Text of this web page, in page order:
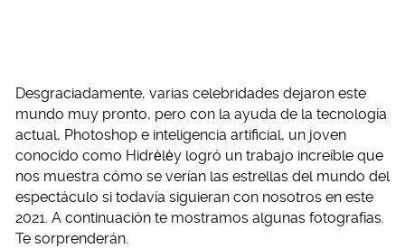
Desgraciadamente, varias celebridades dejaron este
mundo muy pronto, pero con la ayuda de la tecnología
actual, Photoshop e inteligencia artificial, un joven
conocido como Hidrėlėy logró un trabajo increíble que
nos muestra cómo se verían las estrellas del mundo del
espectáculo si todavía siguieran con nosotros en este
2021. A continuación te mostramos algunas fotografías.
Te sorprenderán.